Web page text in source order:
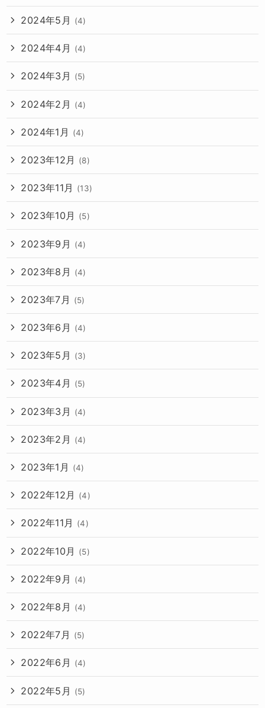
2024年5月 (4)
2024年4月 (4)
2024年3月 (5)
2024年2月 (4)
2024年1月 (4)
2023年12月 (8)
2023年11月 (13)
2023年10月 (5)
2023年9月 (4)
2023年8月 (4)
2023年7月 (5)
2023年6月 (4)
2023年5月 (3)
2023年4月 (5)
2023年3月 (4)
2023年2月 (4)
2023年1月 (4)
2022年12月 (4)
2022年11月 (4)
2022年10月 (5)
2022年9月 (4)
2022年8月 (4)
2022年7月 (5)
2022年6月 (4)
2022年5月 (5)